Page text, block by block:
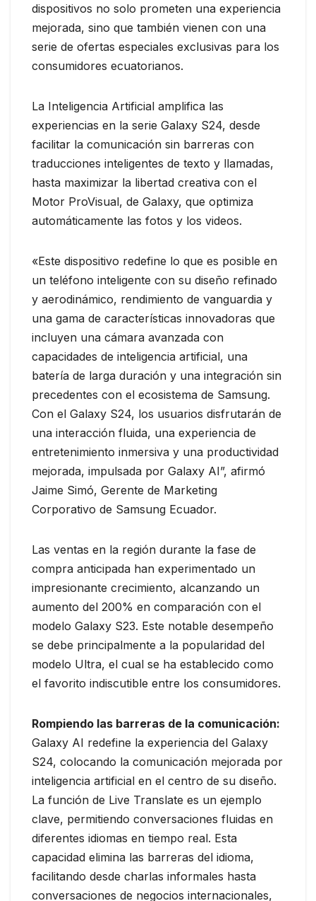
dispositivos no solo prometen una experiencia
mejorada, sino que también vienen con una
serie de ofertas especiales exclusivas para los
consumidores ecuatorianos.
La Inteligencia Artificial amplifica las
experiencias en la serie Galaxy S24, desde
facilitar la comunicación sin barreras con
traducciones inteligentes de texto y llamadas,
hasta maximizar la libertad creativa con el
Motor ProVisual, de Galaxy, que optimiza
automáticamente las fotos y los videos.
«Este dispositivo redefine lo que es posible en
un teléfono inteligente con su diseño refinado
y aerodinámico, rendimiento de vanguardia y
una gama de características innovadoras que
incluyen una cámara avanzada con
capacidades de inteligencia artificial, una
batería de larga duración y una integración sin
precedentes con el ecosistema de Samsung.
Con el Galaxy S24, los usuarios disfrutarán de
una interacción fluida, una experiencia de
entretenimiento inmersiva y una productividad
mejorada, impulsada por Galaxy AI”, afirmó
Jaime Simó, Gerente de Marketing
Corporativo de Samsung Ecuador.
Las ventas en la región durante la fase de
compra anticipada han experimentado un
impresionante crecimiento, alcanzando un
aumento del 200% en comparación con el
modelo Galaxy S23. Este notable desempeño
se debe principalmente a la popularidad del
modelo Ultra, el cual se ha establecido como
el favorito indiscutible entre los consumidores.
Rompiendo las barreras de la comunicación:
Galaxy AI redefine la experiencia del Galaxy
S24, colocando la comunicación mejorada por
inteligencia artificial en el centro de su diseño.
La función de Live Translate es un ejemplo
clave, permitiendo conversaciones fluidas en
diferentes idiomas en tiempo real. Esta
capacidad elimina las barreras del idioma,
facilitando desde charlas informales hasta
conversaciones de negocios internacionales,